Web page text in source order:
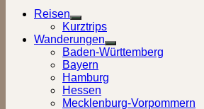
Reisen
Show
sub
menu
Kurztrips
Wanderungen
Show
sub
Baden-Württemberg
Bayern
Hamburg
Hessen
Mecklenburg-Vorpommern